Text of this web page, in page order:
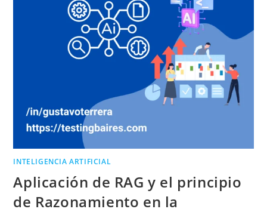
INTELIGENCIA ARTIFICIAL
Aplicación de RAG y el principio
de Razonamiento en la